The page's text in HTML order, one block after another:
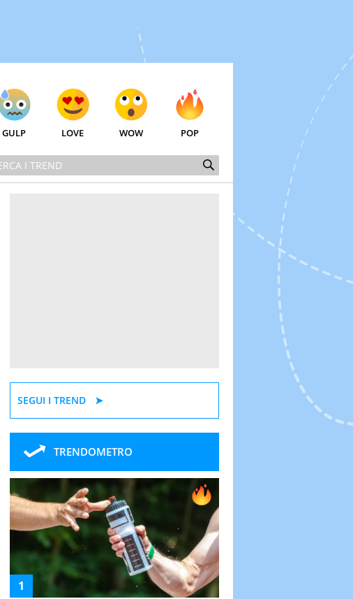
GULP LOVE WOW POP
SEGUI I TREND
TRENDOMETRO